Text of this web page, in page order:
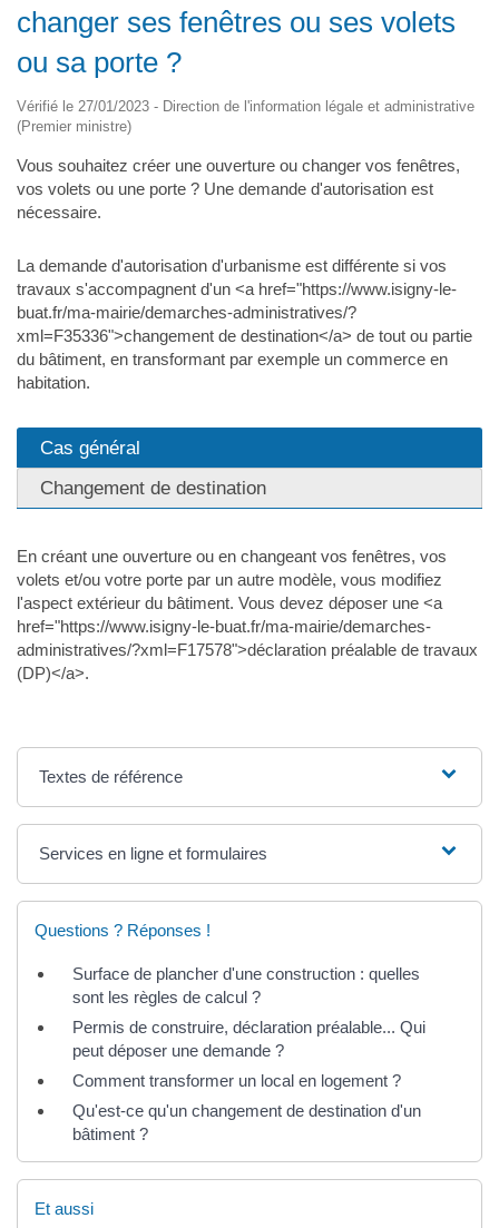
changer ses fenêtres ou ses volets
ou sa porte ?
Vérifié le 27/01/2023 - Direction de l'information légale et administrative
(Premier ministre)
Vous souhaitez créer une ouverture ou changer vos fenêtres,
vos volets ou une porte ? Une demande d'autorisation est
nécessaire.
La demande d'autorisation d'urbanisme est différente si vos
travaux s'accompagnent d'un <a href="https://www.isigny-le-
buat.fr/ma-mairie/demarches-administratives/?
xml=F35336">changement de destination</a> de tout ou partie
du bâtiment, en transformant par exemple un commerce en
habitation.
Cas général
Changement de destination
En créant une ouverture ou en changeant vos fenêtres, vos
volets et/ou votre porte par un autre modèle, vous modifiez
l'aspect extérieur du bâtiment. Vous devez déposer une <a
href="https://www.isigny-le-buat.fr/ma-mairie/demarches-
administratives/?xml=F17578">déclaration préalable de travaux
(DP)</a>.
Textes de référence
Services en ligne et formulaires
Questions ? Réponses !
Surface de plancher d'une construction : quelles
sont les règles de calcul ?
Permis de construire, déclaration préalable... Qui
peut déposer une demande ?
Comment transformer un local en logement ?
Qu'est-ce qu'un changement de destination d'un
bâtiment ?
Et aussi